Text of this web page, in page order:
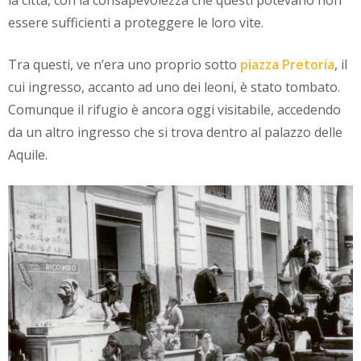
essere sufficienti a proteggere le loro vite.
Tra questi, ve n’era uno proprio sotto piazza Pretoria, il
cui ingresso, accanto ad uno dei leoni, è stato tombato.
Comunque il rifugio è ancora oggi visitabile, accedendo
da un altro ingresso che si trova dentro al palazzo delle
Aquile.